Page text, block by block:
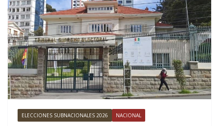
ELECCIONES SUBNACIONALES 2026 NACIONAL